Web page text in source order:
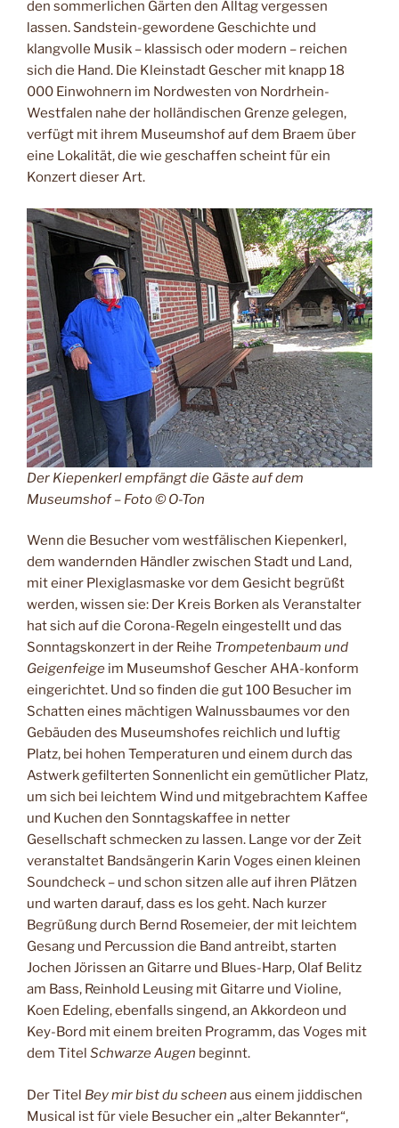
den sommerlichen Gärten den Alltag vergessen
lassen. Sandstein-gewordene Geschichte und
klangvolle Musik – klassisch oder modern – reichen
sich die Hand. Die Kleinstadt Gescher mit knapp 18
000 Einwohnern im Nordwesten von Nordrhein-
Westfalen nahe der holländischen Grenze gelegen,
verfügt mit ihrem Museumshof auf dem Braem über
eine Lokalität, die wie geschaffen scheint für ein
Konzert dieser Art.
Der Kiepenkerl empfängt die Gäste auf dem
Museumshof – Foto © O-Ton
Wenn die Besucher vom westfälischen Kiepenkerl,
dem wandernden Händler zwischen Stadt und Land,
mit einer Plexiglasmaske vor dem Gesicht begrüßt
werden, wissen sie: Der Kreis Borken als Veranstalter
hat sich auf die Corona-Regeln eingestellt und das
Sonntagskonzert in der Reihe Trompetenbaum und
Geigenfeige im Museumshof Gescher AHA-konform
eingerichtet. Und so finden die gut 100 Besucher im
Schatten eines mächtigen Walnussbaumes vor den
Gebäuden des Museumshofes reichlich und luftig
Platz, bei hohen Temperaturen und einem durch das
Astwerk gefilterten Sonnenlicht ein gemütlicher Platz,
um sich bei leichtem Wind und mitgebrachtem Kaffee
und Kuchen den Sonntagskaffee in netter
Gesellschaft schmecken zu lassen. Lange vor der Zeit
veranstaltet Bandsängerin Karin Voges einen kleinen
Soundcheck – und schon sitzen alle auf ihren Plätzen
und warten darauf, dass es los geht. Nach kurzer
Begrüßung durch Bernd Rosemeier, der mit leichtem
Gesang und Percussion die Band antreibt, starten
Jochen Jörissen an Gitarre und Blues-Harp, Olaf Belitz
am Bass, Reinhold Leusing mit Gitarre und Violine,
Koen Edeling, ebenfalls singend, an Akkordeon und
Key-Bord mit einem breiten Programm, das Voges mit
dem Titel Schwarze Augen beginnt.
Der Titel Bey mir bist du scheen aus einem jiddischen
Musical ist für viele Besucher ein „alter Bekannter“,